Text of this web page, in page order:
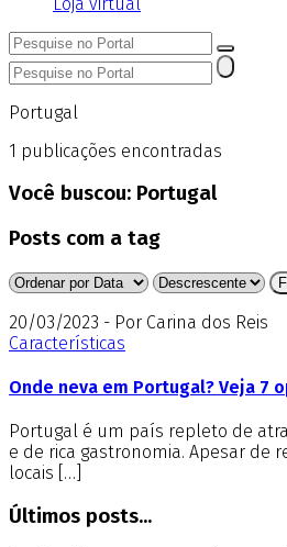
Portugal
1 publicações encontradas
Você buscou: Portugal
Posts com a tag
20/03/2023 - Por Carina dos Reis
Características
Onde neva em Portugal? Veja 7
Portugal é um país repleto de
e de rica gastronomia. Apesar de
locais […]
Últimos posts...